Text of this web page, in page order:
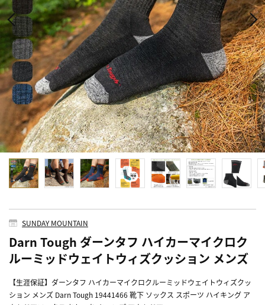
SUNDAY MOUNTAIN
Darn Tough ダーンタフ ハイカーマイクロク
ルーミッドウェイトウィズクッション メンズ
【生涯保証】ダーンタフ ハイカーマイクロクルーミッドウェイトウィズクッ
ション メンズ Darn Tough 19441466 靴下 ソックス スポーツ ハイキング ア